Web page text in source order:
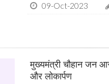
09-Oct-2023
मुख्यमंत्री चौहान जन
और लोकार्पण